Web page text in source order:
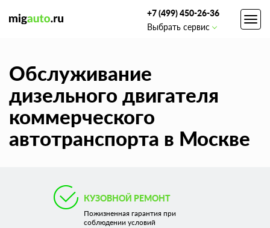
+7 (499) 450-26-36
Выбрать сервис
Обслуживание
дизельного двигателя
коммерческого
автотранспорта в Москве
КУЗОВНОЙ РЕМОНТ
Пожизненная гарантия при
соблюдении условий